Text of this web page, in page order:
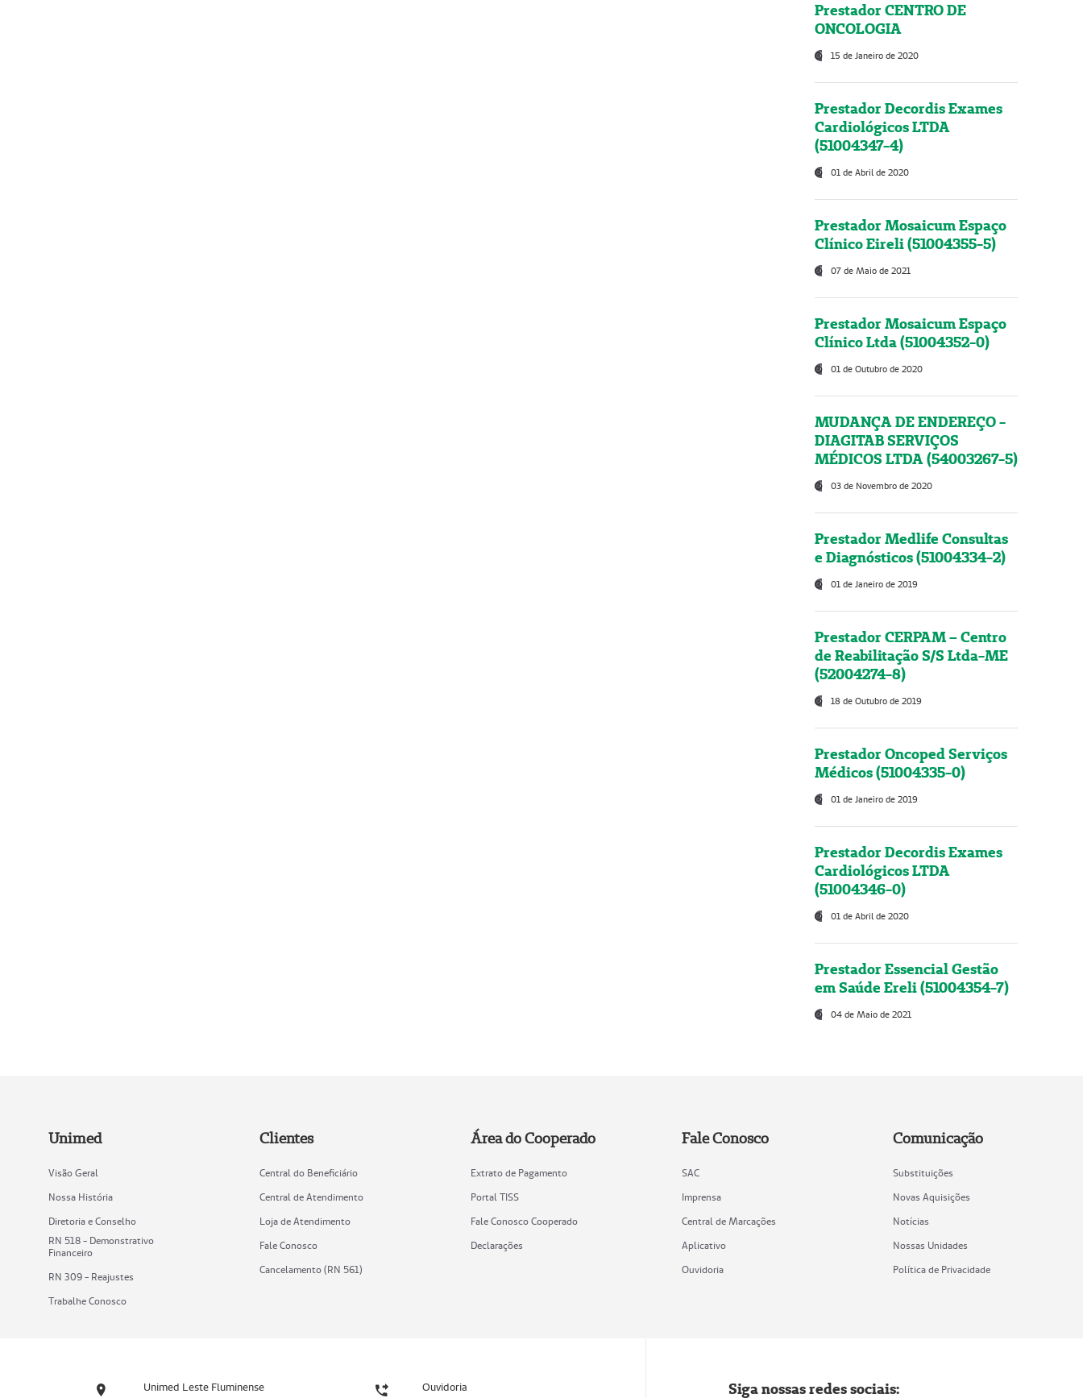
Prestador CENTRO DE
ONCOLOGIA
15 de Janeiro de 2020
Prestador Decordis Exames
Cardiológicos LTDA
(51004347-4)
01 de Abril de 2020
Prestador Mosaicum Espaço
Clínico Eireli (51004355-5)
07 de Maio de 2021
Prestador Mosaicum Espaço
Clínico Ltda (51004352-0)
01 de Outubro de 2020
MUDANÇA DE ENDEREÇO -
DIAGITAB SERVIÇOS
MÉDICOS LTDA (54003267-5)
03 de Novembro de 2020
Prestador Medlife Consultas
e Diagnósticos (51004334-2)
01 de Janeiro de 2019
Prestador CERPAM – Centro
de Reabilitação S/S Ltda-ME
(52004274-8)
18 de Outubro de 2019
Prestador Oncoped Serviços
Médicos (51004335-0)
01 de Janeiro de 2019
Prestador Decordis Exames
Cardiológicos LTDA
(51004346-0)
01 de Abril de 2020
Prestador Essencial Gestão
em Saúde Ereli (51004354-7)
04 de Maio de 2021
Unimed
Visão Geral
Nossa História
Diretoria e Conselho
RN 518 - Demonstrativo
Financeiro
RN 309 - Reajustes
Trabalhe Conosco
Clientes
Central do Beneficiário
Central de Atendimento
Loja de Atendimento
Fale Conosco
Cancelamento (RN 561)
Área do Cooperado
Extrato de Pagamento
Portal TISS
Fale Conosco Cooperado
Declarações
Fale Conosco
SAC
Imprensa
Central de Marcações
Aplicativo
Ouvidoria
Comunicação
Substituições
Novas Aquisições
Notícias
Nossas Unidades
Política de Privacidade
Unimed Leste Fluminense Ouvidoria Siga nossas redes sociais: